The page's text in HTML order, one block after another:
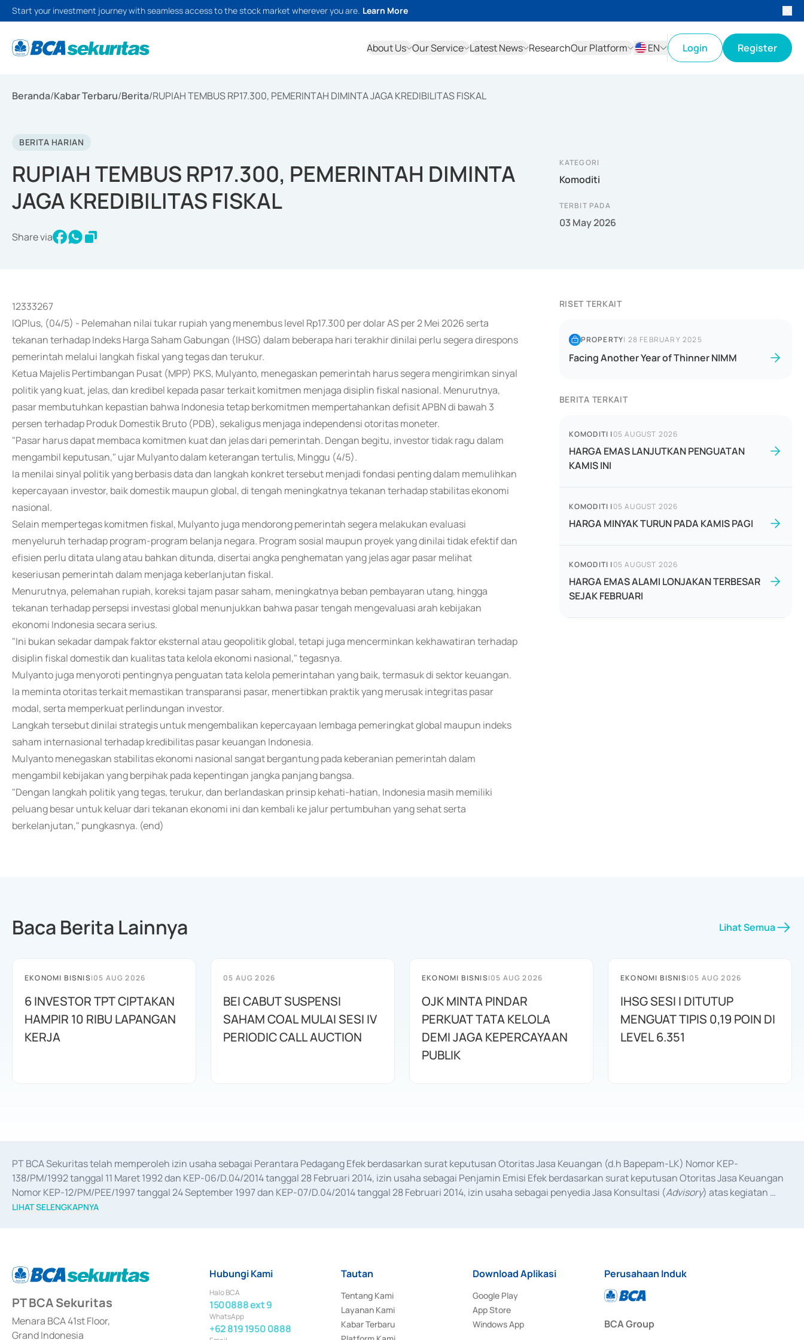
Start your investment journey with seamless access to the stock market wherever you are. Learn More
About Us Our Service Latest News ResearchOur Platform
EN
Login Register
Beranda/Kabar Terbaru/Berita/RUPIAH TEMBUS RP17.300, PEMERINTAH DIMINTA JAGA KREDIBILITAS FISKAL
BERITA HARIAN
RUPIAH TEMBUS RP17.300, PEMERINTAH DIMINTA
JAGA KREDIBILITAS FISKAL
Share via
KATEGORI
Komoditi
TERBIT PADA
03 May 2026
12333267
IQPlus, (04/5) - Pelemahan nilai tukar rupiah yang menembus level Rp17.300 per dolar AS per 2 Mei 2026 serta
tekanan terhadap Indeks Harga Saham Gabungan (IHSG) dalam beberapa hari terakhir dinilai perlu segera direspons
pemerintah melalui langkah fiskal yang tegas dan terukur.
Ketua Majelis Pertimbangan Pusat (MPP) PKS, Mulyanto, menegaskan pemerintah harus segera mengirimkan sinyal
politik yang kuat, jelas, dan kredibel kepada pasar terkait komitmen menjaga disiplin fiskal nasional. Menurutnya,
pasar membutuhkan kepastian bahwa Indonesia tetap berkomitmen mempertahankan defisit APBN di bawah 3
persen terhadap Produk Domestik Bruto (PDB), sekaligus menjaga independensi otoritas moneter.
"Pasar harus dapat membaca komitmen kuat dan jelas dari pemerintah. Dengan begitu, investor tidak ragu dalam
mengambil keputusan," ujar Mulyanto dalam keterangan tertulis, Minggu (4/5).
Ia menilai sinyal politik yang berbasis data dan langkah konkret tersebut menjadi fondasi penting dalam memulihkan
kepercayaan investor, baik domestik maupun global, di tengah meningkatnya tekanan terhadap stabilitas ekonomi
nasional.
Selain mempertegas komitmen fiskal, Mulyanto juga mendorong pemerintah segera melakukan evaluasi
menyeluruh terhadap program-program belanja negara. Program sosial maupun proyek yang dinilai tidak efektif dan
efisien perlu ditata ulang atau bahkan ditunda, disertai angka penghematan yang jelas agar pasar melihat
keseriusan pemerintah dalam menjaga keberlanjutan fiskal.
Menurutnya, pelemahan rupiah, koreksi tajam pasar saham, meningkatnya beban pembayaran utang, hingga
tekanan terhadap persepsi investasi global menunjukkan bahwa pasar tengah mengevaluasi arah kebijakan
ekonomi Indonesia secara serius.
"Ini bukan sekadar dampak faktor eksternal atau geopolitik global, tetapi juga mencerminkan kekhawatiran terhadap
disiplin fiskal domestik dan kualitas tata kelola ekonomi nasional," tegasnya.
Mulyanto juga menyoroti pentingnya penguatan tata kelola pemerintahan yang baik, termasuk di sektor keuangan.
Ia meminta otoritas terkait memastikan transparansi pasar, menertibkan praktik yang merusak integritas pasar
modal, serta memperkuat perlindungan investor.
Langkah tersebut dinilai strategis untuk mengembalikan kepercayaan lembaga pemeringkat global maupun indeks
saham internasional terhadap kredibilitas pasar keuangan Indonesia.
Mulyanto menegaskan stabilitas ekonomi nasional sangat bergantung pada keberanian pemerintah dalam
mengambil kebijakan yang berpihak pada kepentingan jangka panjang bangsa.
"Dengan langkah politik yang tegas, terukur, dan berlandaskan prinsip kehati-hatian, Indonesia masih memiliki
peluang besar untuk keluar dari tekanan ekonomi ini dan kembali ke jalur pertumbuhan yang sehat serta
berkelanjutan," pungkasnya. (end)
RISET TERKAIT
PROPERTY| 28 FEBRUARY 2025
Facing Another Year of Thinner NIMM
BERITA TERKAIT
KOMODITI |05 AUGUST 2026
HARGA EMAS LANJUTKAN PENGUATAN
KAMIS INI
KOMODITI |05 AUGUST 2026
HARGA MINYAK TURUN PADA KAMIS PAGI
KOMODITI |05 AUGUST 2026
HARGA EMAS ALAMI LONJAKAN TERBESAR
SEJAK FEBRUARI
Baca Berita Lainnya Lihat Semua
EKONOMI BISNIS|05 AUG 2026
6 INVESTOR TPT CIPTAKAN
HAMPIR 10 RIBU LAPANGAN
KERJA
05 AUG 2026
BEI CABUT SUSPENSI
SAHAM COAL MULAI SESI IV
PERIODIC CALL AUCTION
EKONOMI BISNIS|05 AUG 2026
OJK MINTA PINDAR
PERKUAT TATA KELOLA
DEMI JAGA KEPERCAYAAN
PUBLIK
EKONOMI BISNIS|05 AUG 2026
IHSG SESI I DITUTUP
MENGUAT TIPIS 0,19 POIN DI
LEVEL 6.351
PT BCA Sekuritas telah memperoleh izin usaha sebagai Perantara Pedagang Efek berdasarkan surat keputusan Otoritas Jasa Keuangan (d.h Bapepam-LK) Nomor KEP-
138/PM/1992 tanggal 11 Maret 1992 dan KEP-06/D.04/2014 tanggal 28 Februari 2014, izin usaha sebagai Penjamin Emisi Efek berdasarkan surat keputusan Otoritas Jasa Keuangan
Nomor KEP-12/PM/PEE/1997 tanggal 24 September 1997 dan KEP-07/D.04/2014 tanggal 28 Februari 2014, izin usaha sebagai penyedia Jasa Konsultasi (Advisory) atas kegiatan
merger, akuisisi, divestasi, dan
LIHAT SELENGKAPNYA
PT BCA Sekuritas
Menara BCA 41st Floor,
Grand Indonesia
Hubungi Kami
Halo BCA
1500888 ext 9
WhatsApp
+62 819 1950 0888
Tautan
Tentang Kami
Layanan Kami
Kabar Terbaru
Download Aplikasi
Google Play
App Store
Windows App
Perusahaan Induk
BCA Group